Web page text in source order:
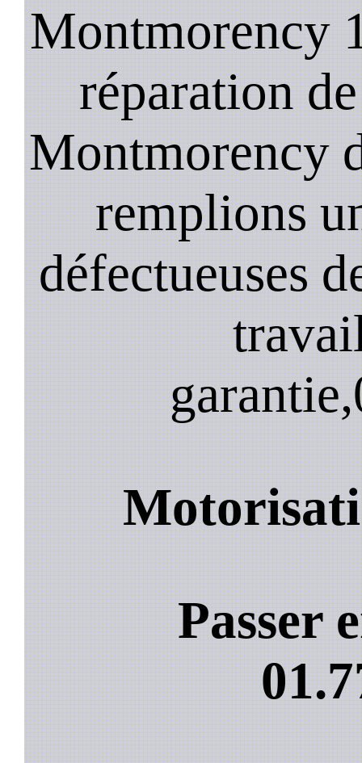
Montmorency
réparation
Montmorency
remplions
défectueuses
garantie,
Passer